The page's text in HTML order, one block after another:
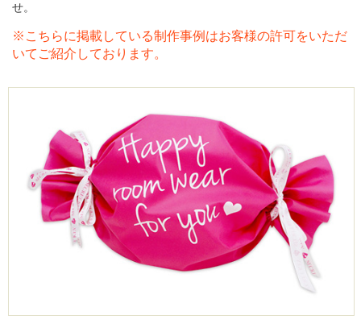
せ。
※こちらに掲載している制作事例はお客様の許可をいただ
いてご紹介しております。